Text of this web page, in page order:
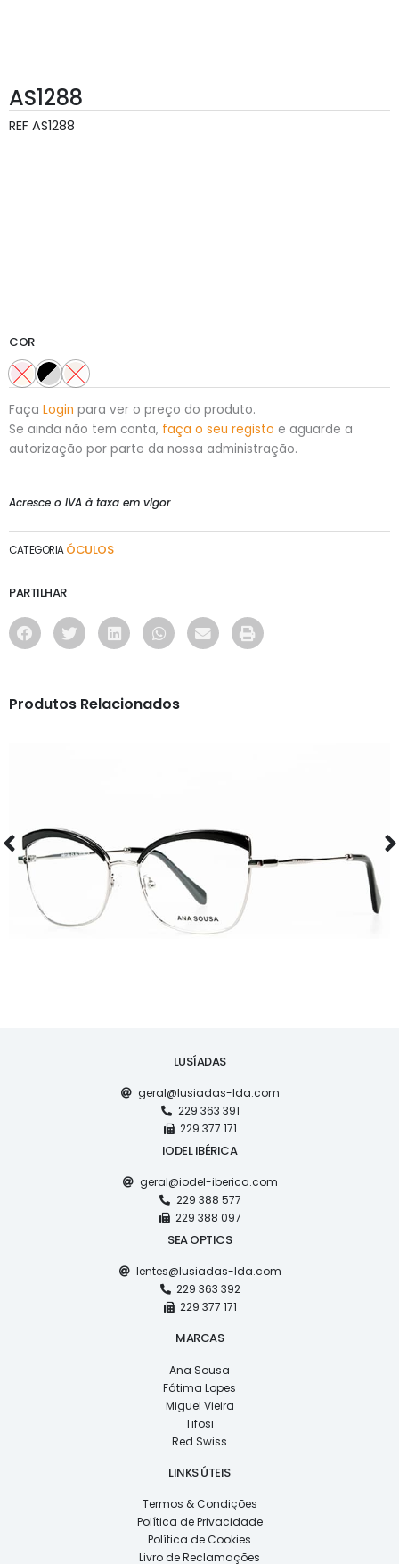
AS1288
REF AS1288
COR
Faça Login para ver o preço do produto.
Se ainda não tem conta, faça o seu registo e aguarde a
autorização por parte da nossa administração.
Acresce o IVA à taxa em vigor
CATEGORIA ÓCULOS
PARTILHAR
Produtos Relacionados
AS1120
LUSÍADAS
geral@lusiadas-lda.com
229 363 391
229 377 171
IODEL IBÉRICA
geral@iodel-iberica.com
229 388 577
229 388 097
SEA OPTICS
lentes@lusiadas-lda.com
229 363 392
229 377 171
MARCAS
Ana Sousa
Fátima Lopes
Miguel Vieira
Tifosi
Red Swiss
LINKS ÚTEIS
Termos & Condições
Política de Privacidade
Política de Cookies
Livro de Reclamações